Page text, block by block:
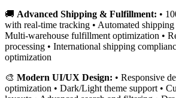
🚚 Advanced Shipping & Fulfillment: •
with real-time tracking • Automated shipping
Multi-warehouse fulfillment optimization •
processing • International shipping
optimization
🎨 Modern UI/UX Design: • Responsive
optimization • Dark/Light theme support •